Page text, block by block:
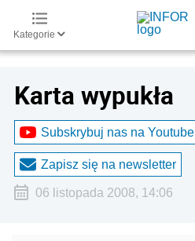
Kategorie
Karta wypukła
Subskrybuj nas na Youtube
Zapisz się na newsletter
06 listopada 2008, 14:06